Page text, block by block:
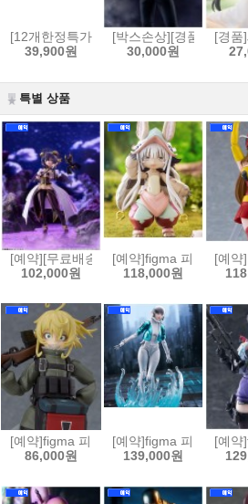
[12개한정특가]HG 1/100 VF-19 改 파이
39,900원
[박스손상][경품]세가
30,000원
[경품
특별 상품
[예약][무료배송]figma 피그마 마법소녀
102,000원
[예약]figma 피그마 메
118,000원
[예약
[예약]figma 피그마 극장판 유녀전기 타
86,000원
[예약]figma 피그마 퍼
139,000원
[예약